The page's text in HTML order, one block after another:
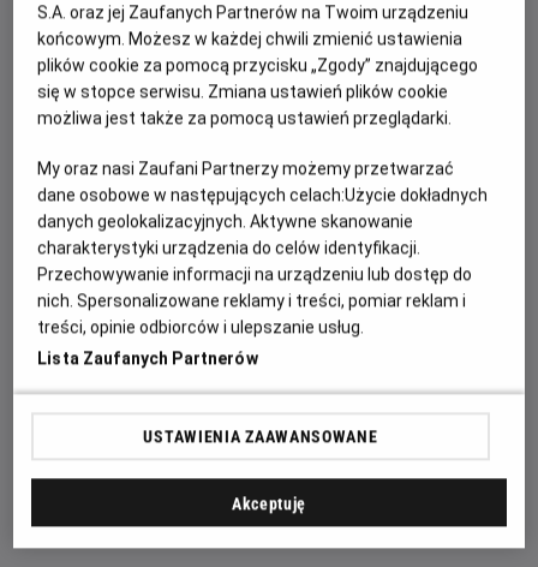
Anna Kendrick, Tony Hale, Kelley Jakle
karierę, ale póki co jedyną propozycją dla niej jest udział w
programie randkowym „The Dating Game”. Z braku innych
opcji decyduje się wziąć w nim udział. Jednym z trzech
uczestników programu jest przystojny Rodney Alcala,
którego ujmujący sposób bycia i inteligentne odpowiedzi
bardzo podobają się Cheryl. Dziewczyna jednak nie wie, że
atrakcyjny i pozornie łagodny mężczyzna jest tak
naprawdę psychopatycznym mordercą z obsesją na
punkcie młodych i naiwnych kobiet. Kiedy oboje spotykają
się studiu – Alcala jest właśnie u szczytu swojej krwawej
„kariery”.
S.A. oraz jej Zaufanych Partnerów na Twoim urządzeniu
końcowym. Możesz w każdej chwili zmienić ustawienia
plików cookie za pomocą przycisku „Zgody” znajdującego
się w stopce serwisu. Zmiana ustawień plików cookie
możliwa jest także za pomocą ustawień przeglądarki.
My oraz nasi Zaufani Partnerzy możemy przetwarzać
dane osobowe w następujących celach:Użycie dokładnych
danych geolokalizacyjnych. Aktywne skanowanie
charakterystyki urządzenia do celów identyfikacji.
Przechowywanie informacji na urządzeniu lub dostęp do
nich. Spersonalizowane reklamy i treści, pomiar reklam i
treści, opinie odbiorców i ulepszanie usług.
Lista Zaufanych Partnerów
USTAWIENIA ZAAWANSOWANE
Akceptuję